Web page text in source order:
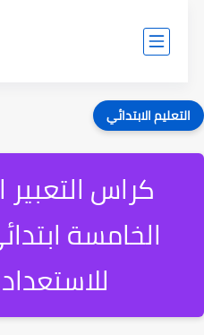
الابتدائي
كراس التعبير
الخامسة